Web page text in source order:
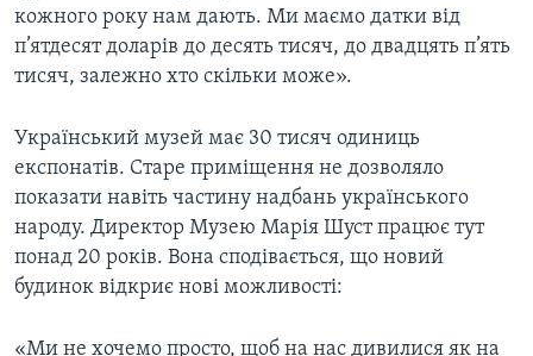
кожного року нам дають. Ми маємо датки від
п’ятдесят доларів до десять тисяч, до двадцять п’ять
тисяч, залежно хто скільки може».
Український музей має 30 тисяч одиниць
експонатів. Старе приміщення не дозволяло
показати навіть частину надбань українського
народу. Директор Музею Марія Шуст працює тут
понад 20 років. Вона сподівається, що новий
будинок відкриє нові можливості:
«Ми не хочемо просто, щоб на нас дивилися як на